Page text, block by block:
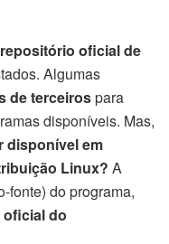
repositório oficial de
Algumas
de terceirospara
disponíveis. Mas,
disponível em
Linux? A
fonte) do programa,
oficial do